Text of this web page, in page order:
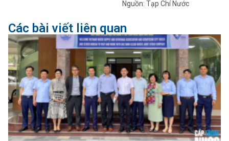
Nguồn: Tạp Chí Nước
Các bài viết liên quan